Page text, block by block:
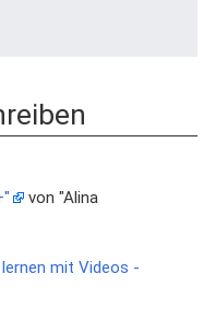
von "Alina
mit Videos -